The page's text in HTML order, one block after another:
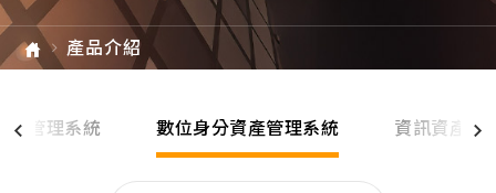
e-SOFT
產品介紹
源管理系統 數位身分資產管理系統 資訊資產風